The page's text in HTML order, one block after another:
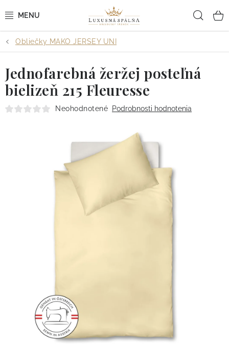
na
POSTEĽNÉ OBLIEČKY
POSTEĽNÉ PLACHTY
PREHOZY A PAPLÓNY
KÚPEĽŇA + WELLNESS
Obliečky MAKO JERSEY UNI
Jednofarebná žeržej posteľná
bielizeň 215 Fleuresse
Neohodnotené Podrobnosti hodnotenia